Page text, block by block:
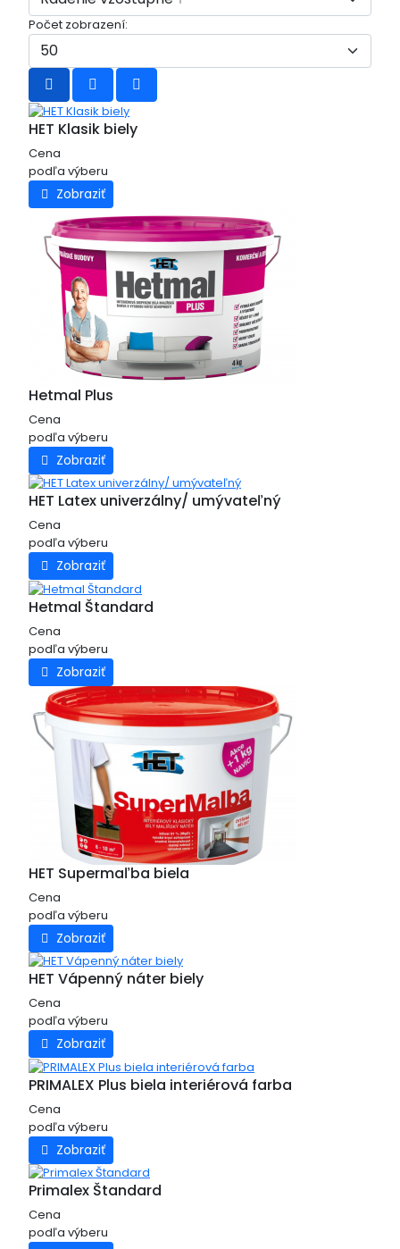
Počet zobrazení:
HET Klasik biely
Cena
podľa výberu
Zobraziť
Hetmal Plus
Cena
podľa výberu
Zobraziť
HET Latex univerzálny/ umývateľný
Cena
podľa výberu
Zobraziť
Hetmal Štandard
Cena
podľa výberu
Zobraziť
HET Supermaľba biela
Cena
podľa výberu
Zobraziť
HET Vápenný náter biely
Cena
podľa výberu
Zobraziť
PRIMALEX Plus biela interiérová farba
Cena
podľa výberu
Zobraziť
Primalex Štandard
Cena
podľa výberu